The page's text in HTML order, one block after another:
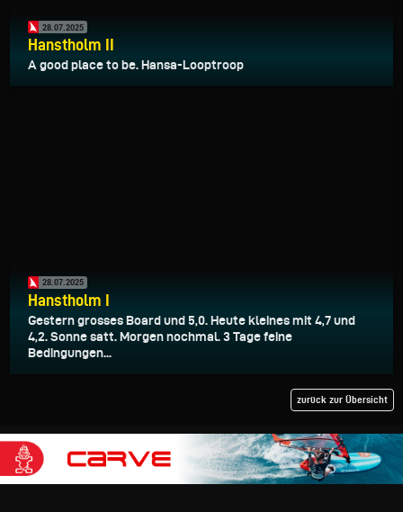
28.07.2025
Hanstholm II
A good place to be. Hansa-Looptroop
28.07.2025
Hanstholm I
Gestern grosses Board und 5,0. Heute kleines mit 4,7 und
4,2. Sonne satt. Morgen nochmal. 3 Tage feine
Bedingungen...
zurück zur Übersicht